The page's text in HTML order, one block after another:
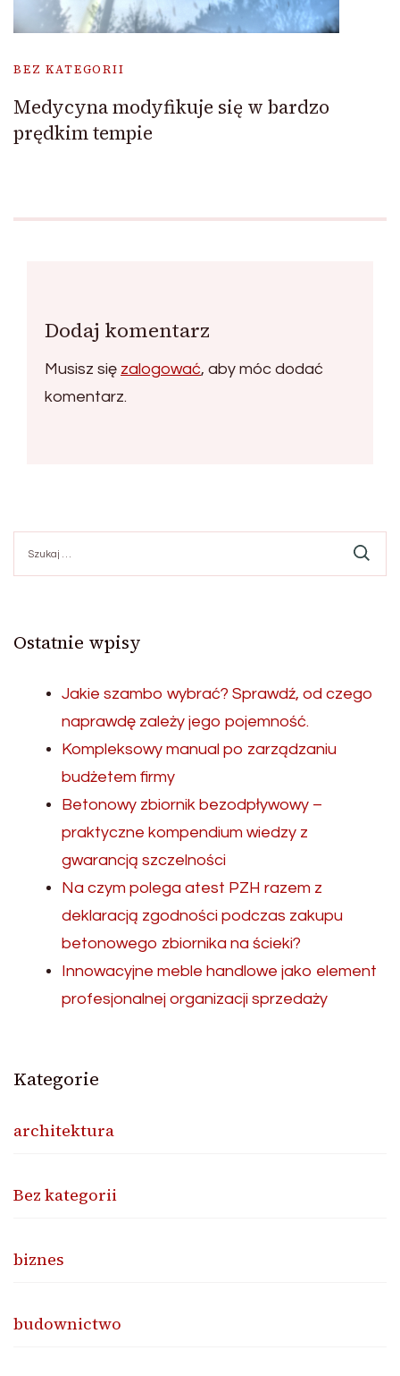
BEZ KATEGORII
Medycyna modyfikuje się w bardzo
prędkim tempie
Dodaj komentarz
Musisz się zalogować, aby móc dodać
komentarz.
Ostatnie wpisy
Jakie szambo wybrać? Sprawdź, od czego
naprawdę zależy jego pojemność.
Kompleksowy manual po zarządzaniu
budżetem firmy
Betonowy zbiornik bezodpływowy –
praktyczne kompendium wiedzy z
gwarancją szczelności
Na czym polega atest PZH razem z
deklaracją zgodności podczas zakupu
betonowego zbiornika na ścieki?
Innowacyjne meble handlowe jako element
profesjonalnej organizacji sprzedaży
Kategorie
architektura
Bez kategorii
biznes
budownictwo